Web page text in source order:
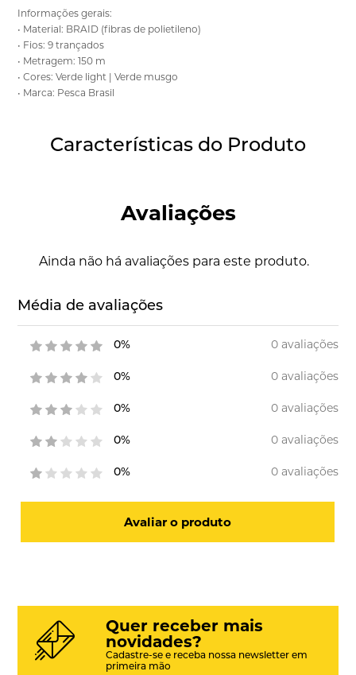
Informações gerais:
• Material: BRAID (fibras de polietileno)
• Fios: 9 trançados
• Metragem: 150 m
• Cores: Verde light | Verde musgo
• Marca: Pesca Brasil
Características do Produto
Avaliações
Ainda não há avaliações para este produto.
Média de avaliações
0% 0 avaliações
0% 0 avaliações
0% 0 avaliações
0% 0 avaliações
0% 0 avaliações
Avaliar o produto
Quer receber mais
novidades?
Cadastre-se e receba nossa newsletter em
primeira mão